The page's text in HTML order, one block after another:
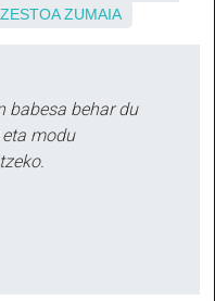
ZESTOA ZUMAIA
babesa behar du
modu